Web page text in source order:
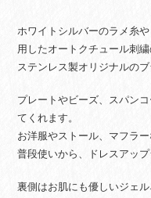
ホワイトシルバーのラメ糸
用したオートクチュール刺繍
ステンレス製オリジナルの
プレートやビーズ、スパン
てくれます。
お洋服やストール、マフラ
普段使いから、ドレスアッ
裏側はお肌にも優しいジェ